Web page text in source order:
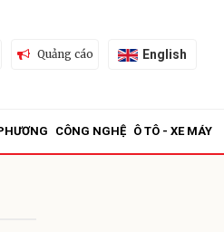
Quảng cáo English
CÔNG NGHỆ Ô TÔ - XE MÁY